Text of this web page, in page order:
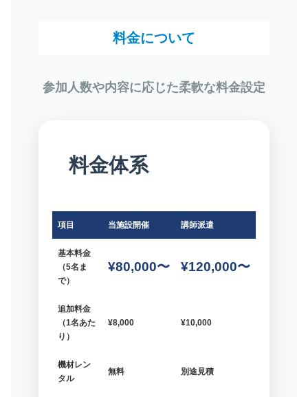
料金について
参加人数や内容に応じた柔軟な料金設定
料金体系
項目 当施設開催 講師派遣
基本料金
（5名ま
で）
¥80,000〜 ¥120,000〜
追加料金
（1名あた
り）
¥8,000 ¥10,000
機材レン
タル
無料 別途見積